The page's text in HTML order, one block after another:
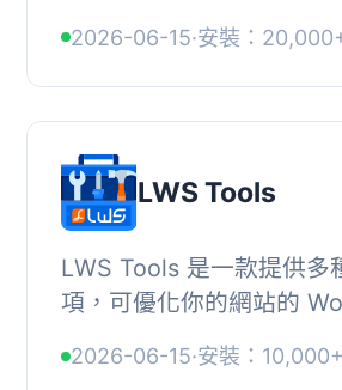
可以清理文章、評論、詞
至未使用的媒體。...
2026-06-15·安裝：
LWS Tools
LWS Tools 是一款提供多
項，可優化你的網站的
停用 REST API，你可以訪
2026-06-15·安裝：10,000+